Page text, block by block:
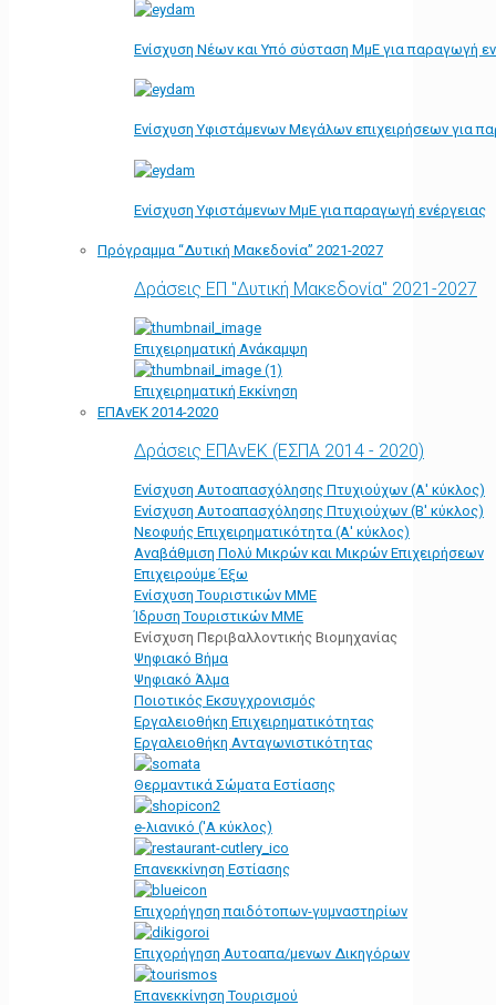
Ενίσχυση Νέων και Υπό σύσταση ΜμΕ για παραγωγή
Ενίσχυση Υφιστάμενων Μεγάλων επιχειρήσεων για
Ενίσχυση Υφιστάμενων ΜμΕ για παραγωγή ενέργειας
Πρόγραμμα “Δυτική Μακεδονία” 2021-2027
Δράσεις ΕΠ "Δυτική Μακεδονία" 2021-2027
Επιχειρηματική Ανάκαμψη
Επιχειρηματική Εκκίνηση
ΕΠΑνΕΚ 2014-2020
Δράσεις ΕΠΑνΕΚ (ΕΣΠΑ 2014 - 2020)
Ενίσχυση Αυτοαπασχόλησης Πτυχιούχων (Α' κύκλος)
Ενίσχυση Αυτοαπασχόλησης Πτυχιούχων (Β' κύκλος)
Νεοφυής Επιχειρηματικότητα (Α' κύκλος)
Αναβάθμιση Πολύ Μικρών και Μικρών Επιχειρήσεων
Επιχειρούμε Έξω
Ενίσχυση Τουριστικών ΜΜΕ
Ίδρυση Τουριστικών ΜΜΕ
Ενίσχυση Περιβαλλοντικής Βιομηχανίας
Ψηφιακό Βήμα
Ψηφιακό Άλμα
Ποιοτικός Εκσυγχρονισμός
Εργαλειοθήκη Eπιχειρηματικότητας
Εργαλειοθήκη Ανταγωνιστικότητας
Θερμαντικά Σώματα Εστίασης
e-λιανικό ('Α κύκλος)
Επανεκκίνηση Εστίασης
Επιχορήγηση παιδότοπων-γυμναστηρίων
Επιχορήγηση Αυτοαπα/μενων Δικηγόρων
Επανεκκίνηση Τουρισμού